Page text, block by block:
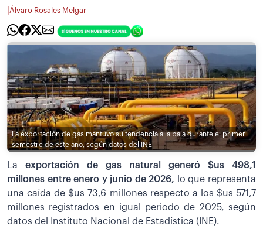
Álvaro Rosales Melgar
La exportación de gas mantuvo su tendencia a la baja durante el primer
semestre de este año, según datos del INE
La exportación de gas natural generó $us 498,1
millones entre enero y junio de 2026,
lo que representa
una caída de $us 73,6 millones respecto a los $us 571,7
millones registrados en igual periodo de 2025, según
datos del Instituto Nacional de Estadística (INE).